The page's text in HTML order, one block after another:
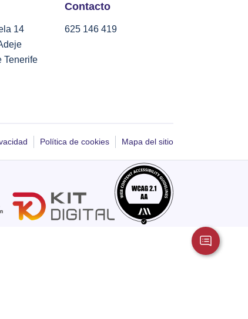
14
Tenerife
Contacto
625 146 419
Política de cookies Mapa del sitio